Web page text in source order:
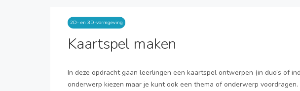
2D- en 3D-vormgeving
Kaartspel maken
In deze opdracht gaan leerlingen een kaartspel ontwerpen (in duo’s of
onderwerp kiezen maar je kunt ook een thema of onderwerp